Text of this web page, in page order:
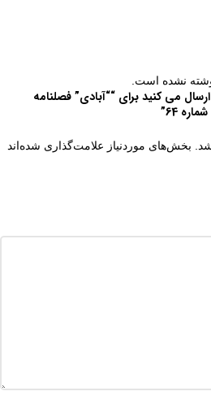
نشده است.
می کنید برای ““آبادی” فصلنامه
64”
بخش‌های موردنیاز علامت‌گذاری شده‌اند